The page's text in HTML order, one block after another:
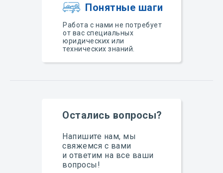
Работа с нами не потребует
от вас специальных
юридических или
технических знаний.
Понятные шаги
Напишите нам, мы
свяжемся с вами
и ответим на все ваши
вопросы!
Остались вопросы?